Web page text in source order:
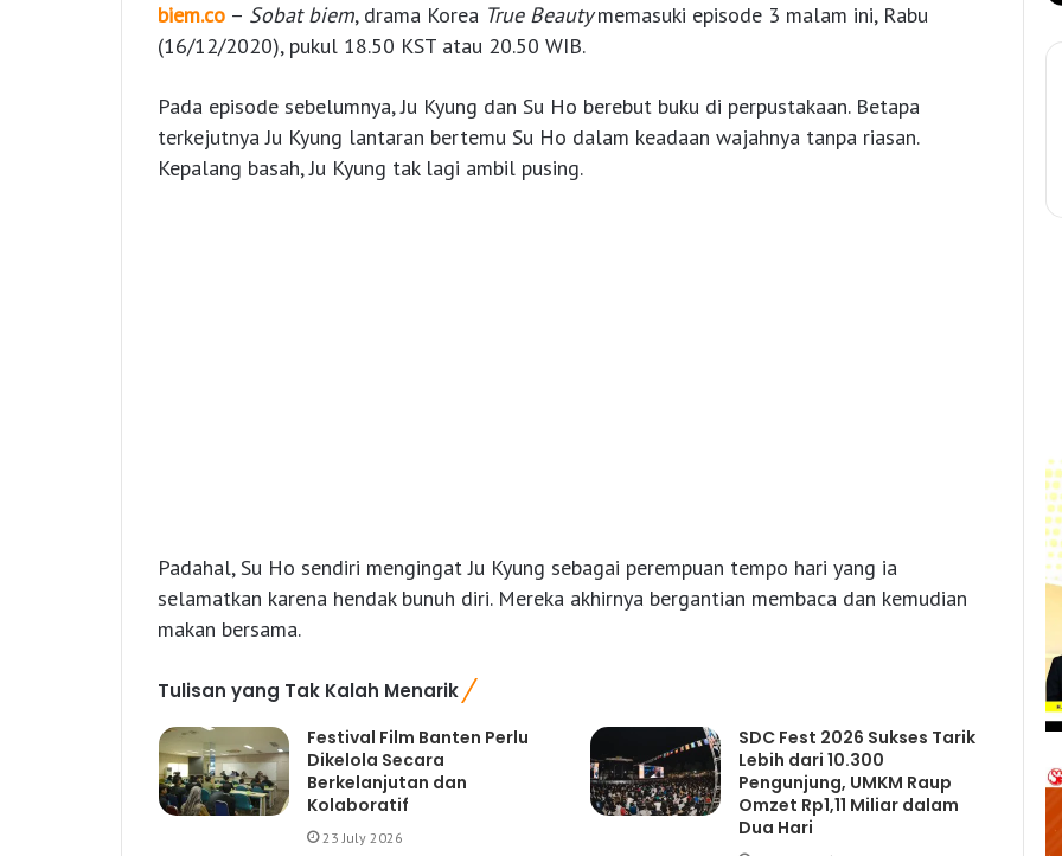
biem.co – Sobat biem, drama Korea True Beautymemasuki episode 3 malam ini, Rabu
(16/12/2020), pukul 18.50 KST atau 20.50 WIB.
Pada episode sebelumnya, Ju Kyung dan Su Ho berebut buku di perpustakaan. Betapa
terkejutnya Ju Kyung lantaran bertemu Su Ho dalam keadaan wajahnya tanpa riasan.
Kepalang basah, Ju Kyung tak lagi ambil pusing.
Padahal, Su Ho sendiri mengingat Ju Kyung sebagai perempuan tempo hari yang ia
selamatkan karena hendak bunuh diri. Mereka akhirnya bergantian membaca dan kemudian
makan bersama.
Tulisan yang Tak Kalah Menarik
Festival Film Banten Perlu
Dikelola Secara
Berkelanjutan dan
Kolaboratif
23 July 2026
SDC Fest 2026 Sukses Tarik
Lebih dari 10.300
Pengunjung, UMKM Raup
Omzet Rp1,11 Miliar dalam
Dua Hari